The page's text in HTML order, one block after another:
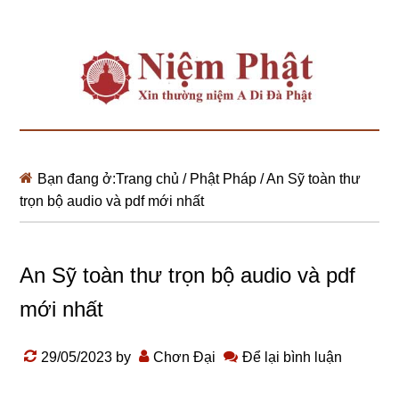
Bạn đang ở:Trang chủ / Phật Pháp /An Sỹ toàn thư
trọn bộ audio và pdf mới nhất
An Sỹ toàn thư trọn bộ audio và pdf
mới nhất
29/05/2023 by Chơn Đại Để lại bình luận